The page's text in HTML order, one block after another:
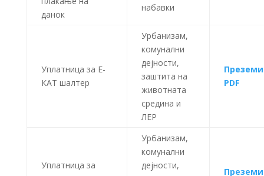
данок
набавки
Уплатница за Е-
КАТ шалтер
Урбанизам,
комунални
дејности,
заштита на
животната
средина и
ЛЕР
Преземи
PDF
Уплатница за
Урбанизам,
комунални
дејности,
Преземи